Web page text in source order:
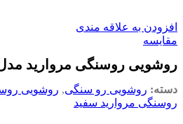
افزودن به علاقه مندی
مقایسه
روشویی روسنگی مروارید مدل
دسته: روشویی رو سنگی, روشویی
روسنگی مروارید سفید